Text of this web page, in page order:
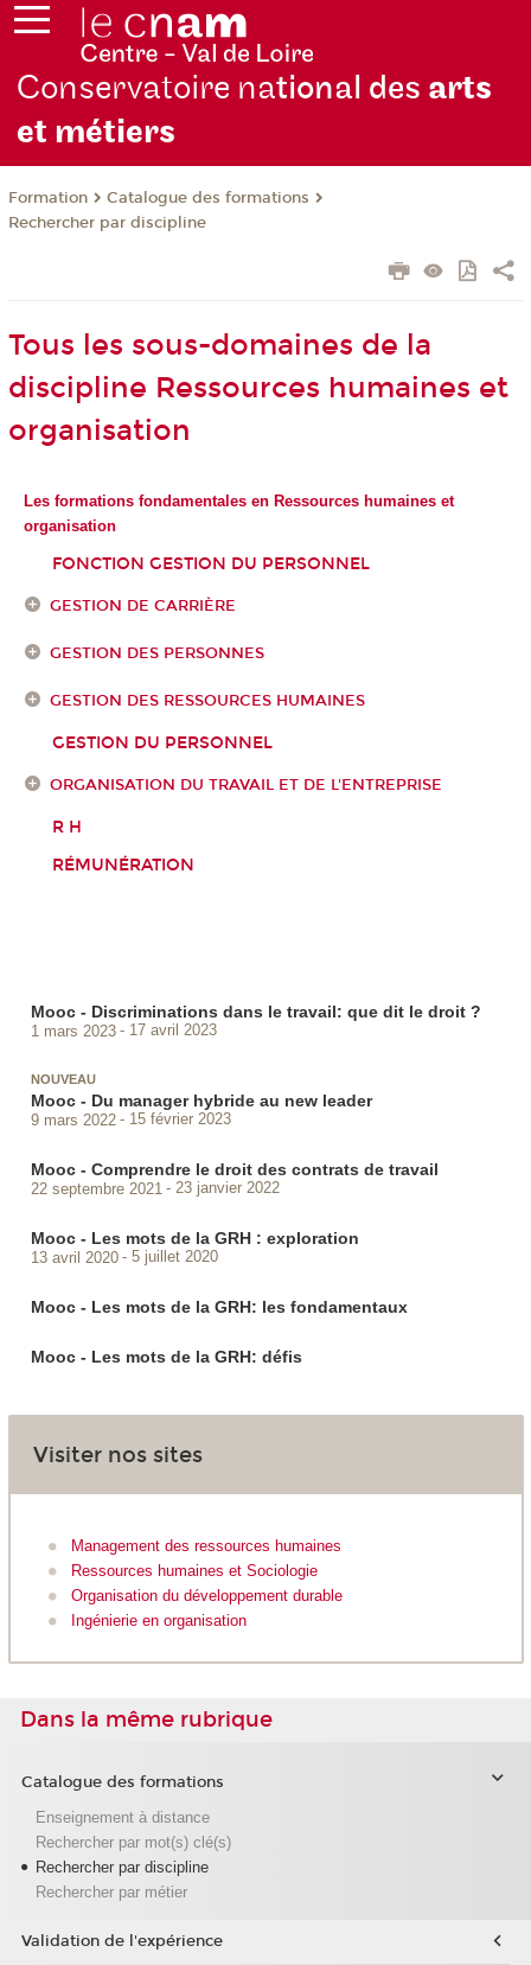
Conservatoire national des arts
et métiers
Formation
Catalogue des formations
Rechercher par discipline
Tous les sous-domaines de la
discipline Ressources humaines et
organisation
Les formations fondamentales en Ressources humaines et
organisation
FONCTION GESTION DU PERSONNEL
GESTION DE CARRIÈRE
GESTION DES PERSONNES
GESTION DES RESSOURCES HUMAINES
GESTION DU PERSONNEL
ORGANISATION DU TRAVAIL ET DE L'ENTREPRISE
R H
RÉMUNÉRATION
Mooc - Discriminations dans le travail: que dit le droit ?
1 mars 2023 17 avril 2023
NOUVEAU
Mooc - Du manager hybride au new leader
9 mars 2022 15 février 2023
Mooc - Comprendre le droit des contrats de travail
22 septembre 2021 23 janvier 2022
Mooc - Les mots de la GRH : exploration
13 avril 2020 5 juillet 2020
Mooc - Les mots de la GRH: les fondamentaux
Mooc - Les mots de la GRH: défis
Visiter nos sites
Management des ressources humaines
Ressources humaines et Sociologie
Organisation du développement durable
Ingénierie en organisation
Dans la même rubrique
Catalogue des formations
Enseignement à distance
Rechercher par mot(s) clé(s)
Rechercher par discipline
Rechercher par métier
Validation de l'expérience